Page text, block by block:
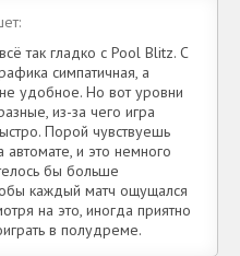
так гладко с Pool Blitz. С
симпатичная, а
удобное. Но вот уровни
из-за чего игра
Порой чувствуешь
автомате, и это немного
бы больше
каждый матч ощущался
на это, иногда приятно
в полудреме.